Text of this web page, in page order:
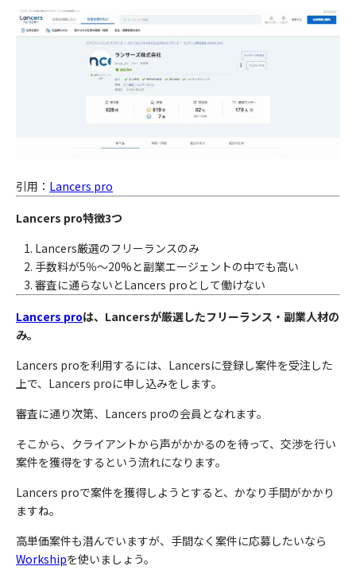
引用： Lancers pro
Lancers pro特徴3つ
Lancers厳選のフリーランスのみ
手数料が5％〜20%と副業エージェントの中でも高い
審査に通らないとLancers proとして働けない
Lancers proは、Lancersが厳選したフリーランス・副業人材の
み。
Lancers proを利用するには、Lancersに登録し案件を受注した
上で、Lancers proに申し込みをします。
審査に通り次第、Lancers proの会員となれます。
そこから、クライアントから声がかかるのを待って、交渉を行い
案件を獲得をするという流れになります。
Lancers proで案件を獲得しようとすると、かなり手間がかかり
ますね。
高単価案件も潜んでいますが、手間なく案件に応募したいなら
Workshipを使いましょう。